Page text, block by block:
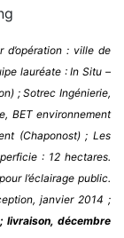
d’opération : ville de
lauréate : In Situ –
; Sotrec Ingénierie,
BET environnement
(Chaponost) ; Les
: 12 hectares.
l’éclairage public.
janvier 2014 ;
livraison, décembre